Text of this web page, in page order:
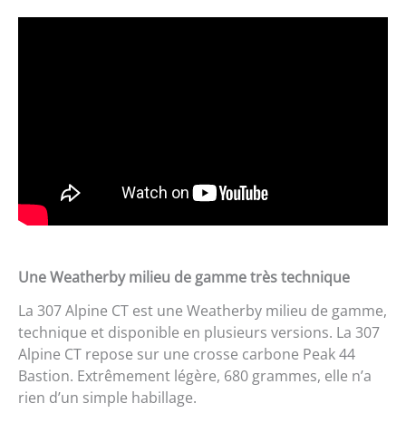
Une Weatherby milieu de gamme très technique
La 307 Alpine CT est une Weatherby milieu de gamme,
technique et disponible en plusieurs versions. La 307
Alpine CT repose sur une crosse carbone Peak 44
Bastion. Extrêmement légère, 680 grammes, elle n’a
rien d’un simple habillage.